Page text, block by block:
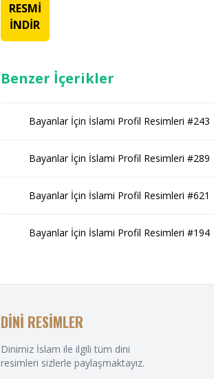
RESMİ
İNDİR
Benzer İçerikler
Bayanlar İçin İslami Profil Resimleri #243
Bayanlar İçin İslami Profil Resimleri #289
Bayanlar İçin İslami Profil Resimleri #621
Bayanlar İçin İslami Profil Resimleri #194
DİNİ RESİMLER
Dinimiz İslam ile ilgili tüm dini
resimleri sizlerle paylaşmaktayız.